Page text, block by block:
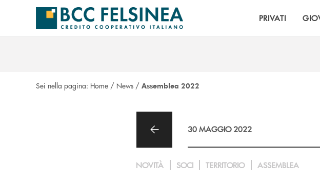
Salta al contenuto principale
PRIVATI
Sei nella pagina: Home / News / Assemblea 2022
30 MAGGIO 2022
NOVITÀ SOCI TERRITORIO ASSEMBLEA